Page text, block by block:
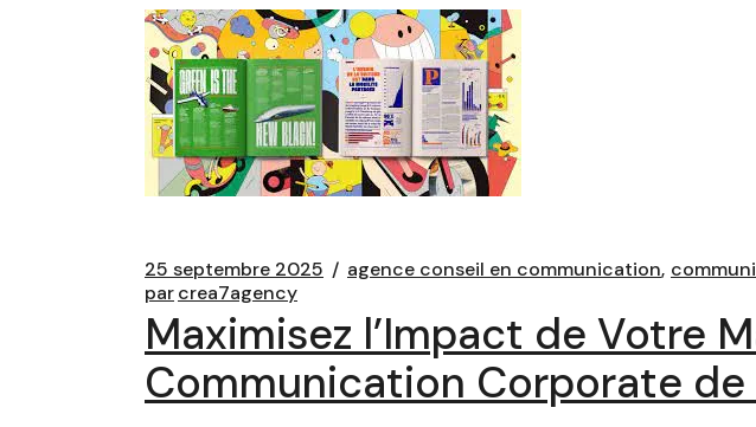
25 septembre 2025 agence conseil en communication
parcrea7agency
Maximisez l’Impact de Votre
Communication Corporate